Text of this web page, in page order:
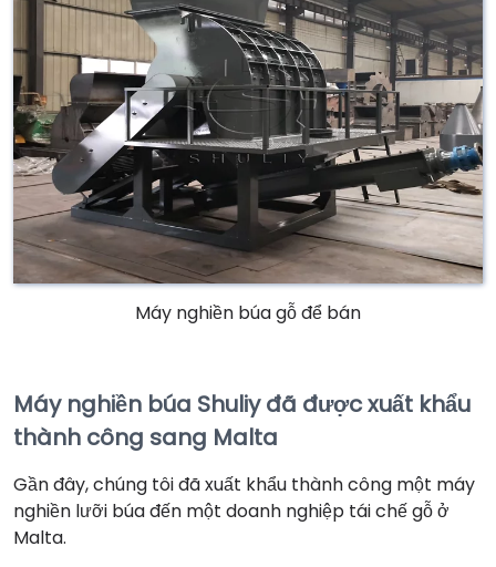
Máy nghiền búa gỗ để bán
Máy nghiền búa Shuliy đã được xuất khẩu
thành công sang Malta
Gần đây, chúng tôi đã xuất khẩu thành công một máy
nghiền lưỡi búa đến một doanh nghiệp tái chế gỗ ở
Malta.